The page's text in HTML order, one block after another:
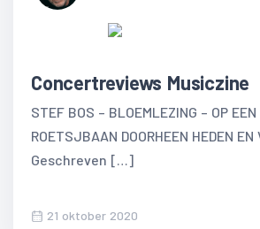
Concertreviews Musiczine
STEF BOS – BLOEMLEZING – OP
ROETSJBAAN DOORHEEN HEDEN EN
Geschreven […]
21 oktober 2020